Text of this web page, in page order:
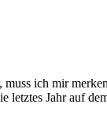
muss ich mir
letztes Jahr auf